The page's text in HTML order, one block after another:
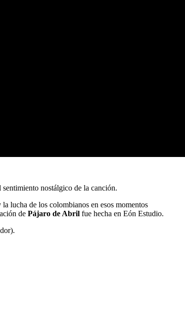
nostálgico de la canción.
lucha de los colombianos en esos momentos
de Pájaro de Abril fue hecha en Eón Estudio.